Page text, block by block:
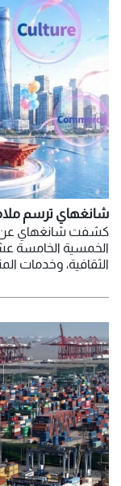
شانغهاي ترسم ملامح
كشفت شانغهاي عن
الثقافية، وخدمات